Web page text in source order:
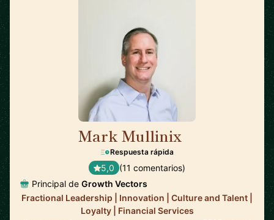
Mark Mullinix
Respuesta rápida
5,0 (11 comentarios)
Principal de Growth Vectors
Fractional Leadership | Innovation | Culture and Talent |
Loyalty | Financial Services